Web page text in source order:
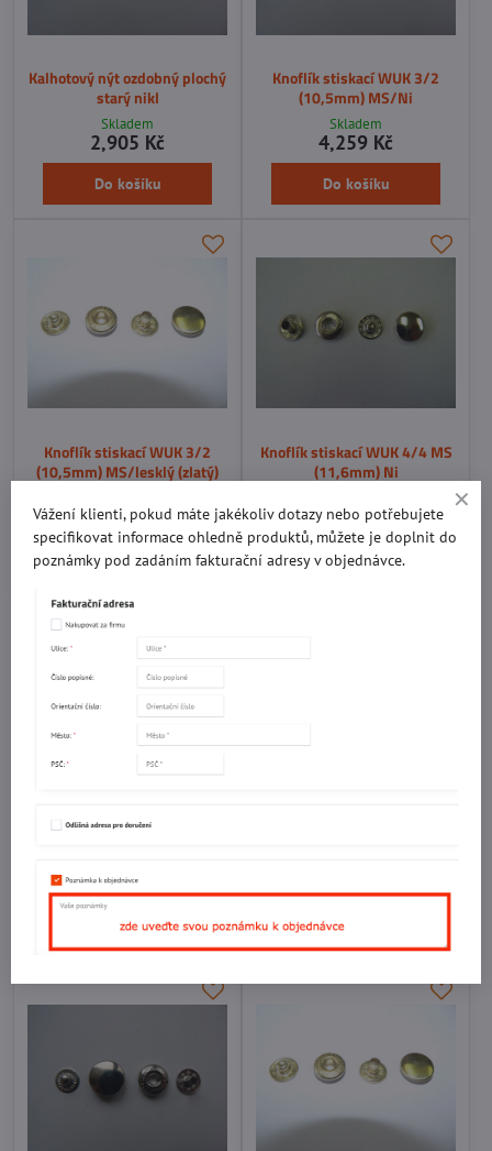
Kalhotový nýt ozdobný plochý
starý nikl
Skladem
2,905 Kč
Do košíku
Knoflík stiskací WUK 3/2
(10,5mm) MS/Ni
Skladem
4,259 Kč
Do košíku
Knoflík stiskací WUK 3/2
(10,5mm) MS/lesklý (zlatý)
4,685 Kč
Do košíku
Knoflík stiskací WUK 4/4 MS
(11,6mm) Ni
4,932 Kč
Do košíku
Knoflík stiskací WUK 3/2
5,156 Kč
Do košíku
5,156 Kč
Do košíku
Vážení klienti, pokud máte jakékoliv dotazy nebo potřebujete
specifikovat informace ohledně produktů, můžete je doplnit do
poznámky pod zadáním fakturační adresy v objednávce.